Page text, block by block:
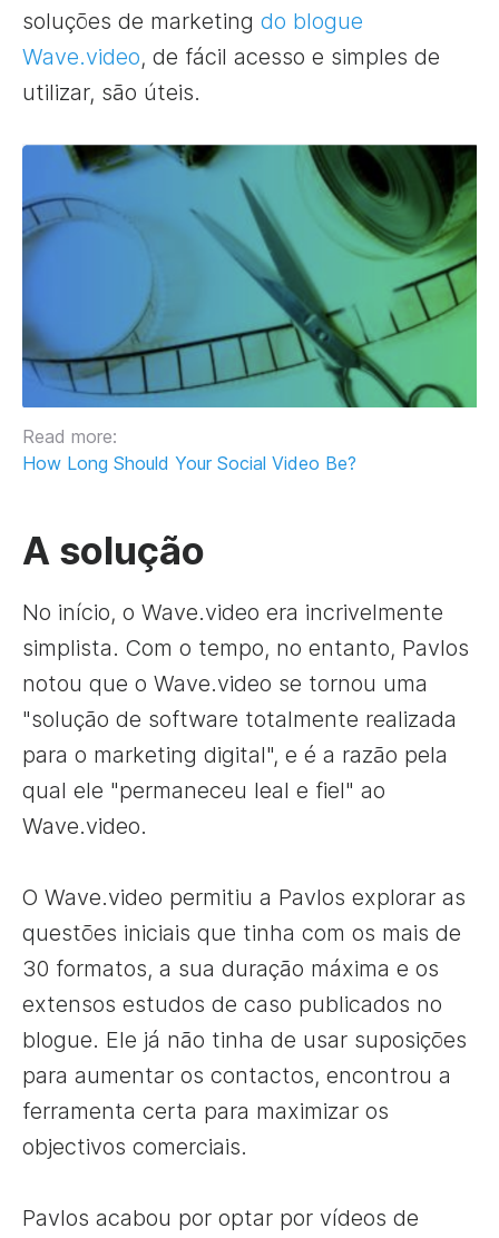
soluções de marketing do blogue
Wave.video, de fácil acesso e simples de
utilizar, são úteis.
Read more:
How Long Should Your Social Video Be?
A solução
No início, o Wave.video era incrivelmente
simplista. Com o tempo, no entanto, Pavlos
notou que o Wave.video se tornou uma
"solução de software totalmente realizada
para o marketing digital", e é a razão pela
qual ele "permaneceu leal e fiel" ao
Wave.video.
O Wave.video permitiu a Pavlos explorar as
questões iniciais que tinha com os mais de
30 formatos, a sua duração máxima e os
extensos estudos de caso publicados no
blogue. Ele já não tinha de usar suposições
para aumentar os contactos, encontrou a
ferramenta certa para maximizar os
objectivos comerciais.
Pavlos acabou por optar por vídeos de